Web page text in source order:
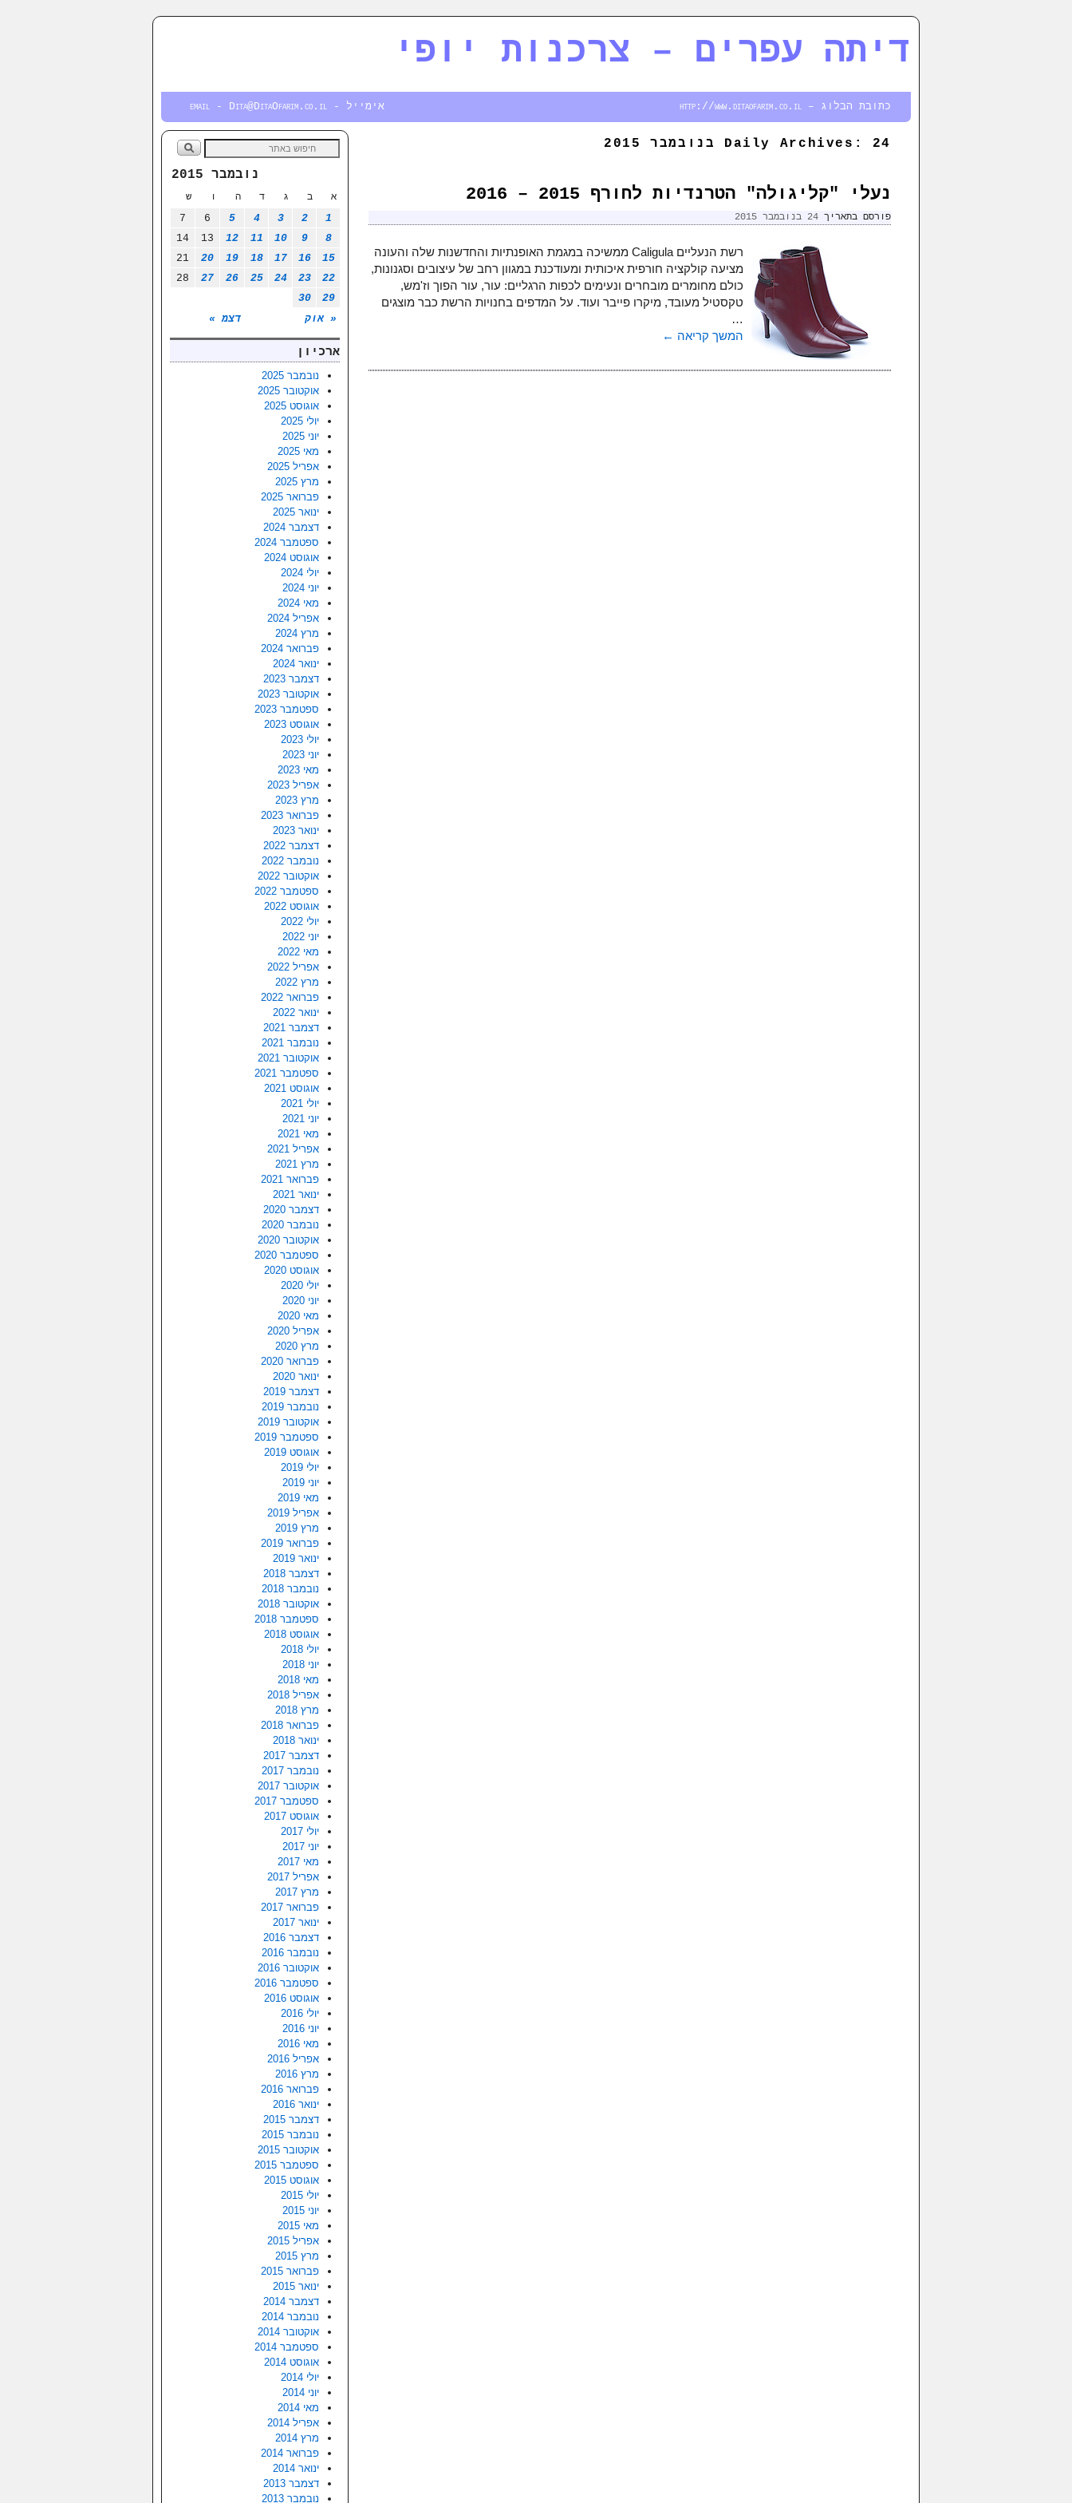
דיתה עפרים – צרכנות יופי
אימייל - email - Dita@DitaOfarim.co.il כתובת הבלוג – http://www.ditaofarim.co.il
נובמבר 2015
א ב ג ד ה ו ש
« אוק דצמ »
1
2
3
4
5
6
7
8
9
10
11
12
13
14
15
16
17
18
19
20
21
22
23
24
25
26
27
28
29
30
ארכיון
נובמבר 2025
אוקטובר 2025
אוגוסט 2025
יולי 2025
יוני 2025
מאי 2025
אפריל 2025
מרץ 2025
פברואר 2025
ינואר 2025
דצמבר 2024
ספטמבר 2024
אוגוסט 2024
יולי 2024
יוני 2024
מאי 2024
אפריל 2024
מרץ 2024
פברואר 2024
ינואר 2024
דצמבר 2023
אוקטובר 2023
ספטמבר 2023
אוגוסט 2023
יולי 2023
יוני 2023
מאי 2023
אפריל 2023
מרץ 2023
פברואר 2023
ינואר 2023
דצמבר 2022
נובמבר 2022
אוקטובר 2022
ספטמבר 2022
אוגוסט 2022
יולי 2022
יוני 2022
מאי 2022
אפריל 2022
מרץ 2022
פברואר 2022
ינואר 2022
דצמבר 2021
נובמבר 2021
אוקטובר 2021
ספטמבר 2021
אוגוסט 2021
יולי 2021
יוני 2021
מאי 2021
אפריל 2021
מרץ 2021
פברואר 2021
ינואר 2021
דצמבר 2020
נובמבר 2020
אוקטובר 2020
ספטמבר 2020
אוגוסט 2020
יולי 2020
יוני 2020
מאי 2020
אפריל 2020
מרץ 2020
פברואר 2020
ינואר 2020
דצמבר 2019
נובמבר 2019
אוקטובר 2019
ספטמבר 2019
אוגוסט 2019
יולי 2019
יוני 2019
מאי 2019
אפריל 2019
מרץ 2019
פברואר 2019
ינואר 2019
דצמבר 2018
נובמבר 2018
אוקטובר 2018
ספטמבר 2018
אוגוסט 2018
יולי 2018
יוני 2018
מאי 2018
אפריל 2018
מרץ 2018
פברואר 2018
ינואר 2018
דצמבר 2017
נובמבר 2017
אוקטובר 2017
ספטמבר 2017
אוגוסט 2017
יולי 2017
יוני 2017
מאי 2017
אפריל 2017
מרץ 2017
פברואר 2017
ינואר 2017
דצמבר 2016
נובמבר 2016
אוקטובר 2016
ספטמבר 2016
אוגוסט 2016
יולי 2016
יוני 2016
מאי 2016
אפריל 2016
מרץ 2016
פברואר 2016
ינואר 2016
דצמבר 2015
נובמבר 2015
אוקטובר 2015
ספטמבר 2015
אוגוסט 2015
יולי 2015
יוני 2015
מאי 2015
אפריל 2015
מרץ 2015
פברואר 2015
ינואר 2015
דצמבר 2014
נובמבר 2014
אוקטובר 2014
ספטמבר 2014
אוגוסט 2014
יולי 2014
יוני 2014
מאי 2014
אפריל 2014
מרץ 2014
פברואר 2014
ינואר 2014
דצמבר 2013
נובמבר 2013
Daily Archives: 24 בנובמבר 2015
נעלי "קליגולה" הטרנדיות לחורף 2015 – 2016
פורסם בתאריך 24 בנובמבר 2015
רשת הנעליים Caligula ממשיכה במגמת האופנתיות והחדשנות שלה והעונה
מציעה קולקציה חורפית איכותית ומעודכנת במגוון רחב של עיצובים וסגנונות,
כולם מחומרים מובחרים ונעימים לכפות הרגליים: עור, עור הפוך וז'מש,
טקסטיל מעובד, מיקרו פייבר ועוד. על המדפים בחנויות הרשת כבר מוצגים
…
המשך קריאה ←